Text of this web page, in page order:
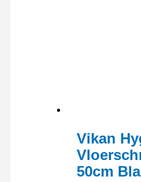
Vikan
50cm